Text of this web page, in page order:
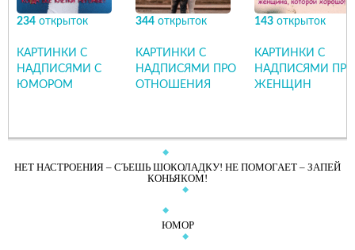
234 открыток
КАРТИНКИ С
НАДПИСЯМИ С
ЮМОРОМ
344 открыток
КАРТИНКИ С
НАДПИСЯМИ ПРО
ОТНОШЕНИЯ
143 открыток
КАРТИНКИ С
НАДПИСЯМИ ПРО
ЖЕНЩИН
НЕТ НАСТРОЕНИЯ – СЪЕШЬ ШОКОЛАДКУ! НЕ ПОМОГАЕТ – ЗАПЕЙ
КОНЬЯКОМ!
ЮМОР